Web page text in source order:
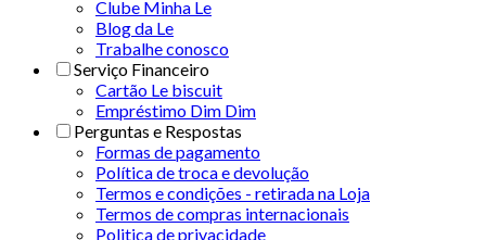
Clube Minha Le
Blog da Le
Trabalhe conosco
Serviço Financeiro
Cartão Le biscuit
Empréstimo Dim Dim
Perguntas e Respostas
Formas de pagamento
Política de troca e devolução
Termos e condições - retirada na Loja
Termos de compras internacionais
Politica de privacidade